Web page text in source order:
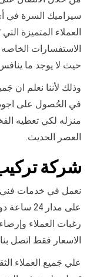
سيراميك السرة في
العملاء المتميزة
الاستفسارات
حيث لا يوجد ما
وذلك لأننا نعلم ان
في الحُصول على
منزله لكي تعطيه
العصر الحديث.
شركة
نعمل في خدمات فني
على مدار
رغبات العملاء
الاسعار فقط اتصل
علي جَميع العملاء